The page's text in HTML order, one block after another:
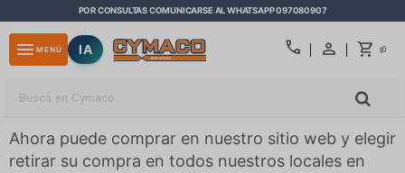
POR CONSULTAS COMUNICARSE AL WHATSAPP 097080907
call $0
menu MENÚ IA
Ahora puede comprar en nuestro sitio web y elegir
retirar su compra en todos nuestros locales en
close